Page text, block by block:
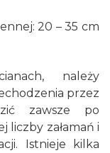
20 – 35 cm
należy
przez
zawsze po
liczby załamań i
Istnieje kilka